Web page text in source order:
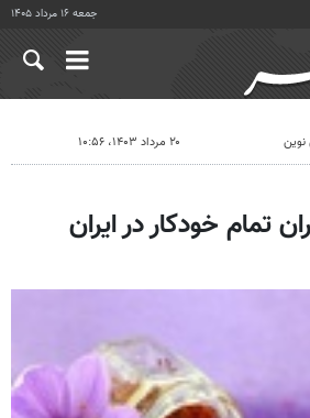
جمعه ۱۶ مرداد ۱۴۰۵
نوین ۲۰ مرداد ۱۴۰۳، ۱۰:۵۶
تمام خودکار در ایران